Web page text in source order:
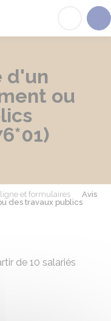
d'un
ou
et formulaires
Avis
des travaux publics
de 10 salariés